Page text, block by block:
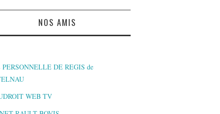
NOS AMIS
PERSONNELLE DE REGIS de
WEB TV